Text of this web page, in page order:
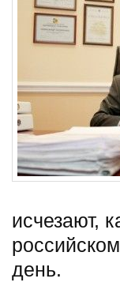
исчезают,
день.